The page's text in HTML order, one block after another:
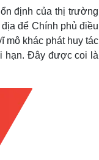
định của thị trường
để Chính phủ điều
mô khác phát huy tác
hạn. Đây được coi là